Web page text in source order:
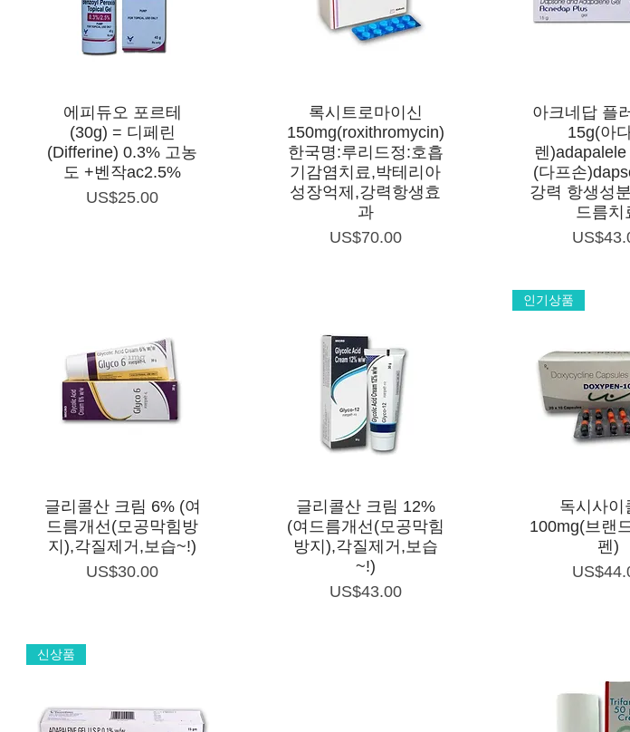
제품보기
에피듀오 포르테
(30g) = 디페린
(Differine) 0.3% 고농
도 +벤작ac2.5%
가격
US$25.00
제품보기
록시트로마이신
150mg(roxithromycin)
한국명:루리드정:호흡
기감염치료,박테리아
성장억제,강력항생효
과
가격
US$70.00
제품보
아크네답 플
15g(아
렌
(다프손
강력 항생성
드름치
가격
제품보기
글리콜산 크림 6% (여
드름개선(모공막힘방
지),각질제거,보습~!)
가격
US$30.00
제품보기
글리콜산 크림 12%
(여드름개선(모공막힘
방지),각질제거,보습
~!)
가격
US$43.00
제품보
인기상품
독시사이
100mg(브랜
펜)
가격
신상품